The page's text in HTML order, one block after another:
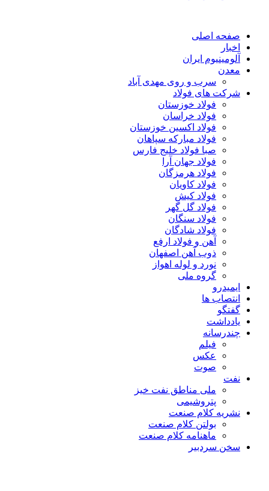
صفحه اصلی
اخبار
آلومینیوم ایران
معدن
سرب و روی مهدی آباد
شرکت های فولاد
فولاد خوزستان
فولاد خراسان
فولاد اکسین خوزستان
فولاد مبارکه سپاهان
صبا فولاد خلیج فارس
فولاد جهان آرا
فولاد هرمزگان
فولاد کاویان
فولاد کیش
فولاد گل گهر
فولاد سنگان
فولاد شادگان
آهن و فولاد ارفع
ذوب آهن اصفهان
نورد و لوله اهواز
گروه ملی
ایمیدرو
انتصاب ها
گفتگو
یادداشت
چندرسانه
فیلم
عکس
صوت
نفت
ملی مناطق نفت خیز
پتروشیمی
نشریه کلام صنعت
بولتن کلام صنعت
ماهنامه کلام صنعت
سخن سردبیر